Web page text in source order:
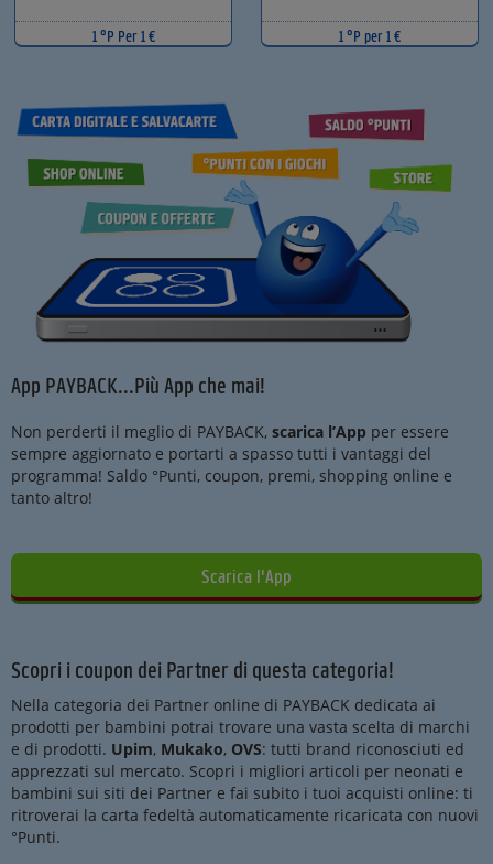
1 °P Per 1 € 1 °P per 1 €
App PAYBACK...Più App che mai!
Non perderti il meglio di PAYBACK, scarica l’App per essere
sempre aggiornato e portarti a spasso tutti i vantaggi del
programma! Saldo °Punti, coupon, premi, shopping online e
tanto altro!
Scarica l'App
Scopri i coupon dei Partner di questa categoria!
Nella categoria dei Partner online di PAYBACK dedicata ai
prodotti per bambini potrai trovare una vasta scelta di marchi
e di prodotti. Upim, Mukako, OVS: tutti brand riconosciuti ed
apprezzati sul mercato. Scopri i migliori articoli per neonati e
bambini sui siti dei Partner e fai subito i tuoi acquisti online: ti
ritroverai la carta fedeltà automaticamente ricaricata con nuovi
°Punti.